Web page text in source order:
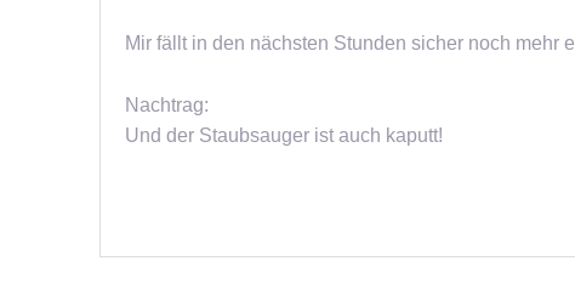
Mir fällt in den nächsten Stunden sicher noch mehr
Nachtrag:
Und der Staubsauger ist auch kaputt!